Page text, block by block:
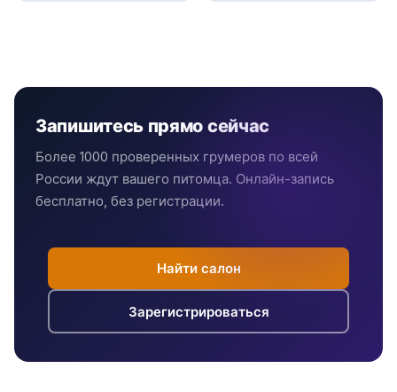
Запишитесь прямо сейчас
Более 1000 проверенных грумеров по всей
России ждут вашего питомца. Онлайн-запись
бесплатно, без регистрации.
Найти салон
Зарегистрироваться